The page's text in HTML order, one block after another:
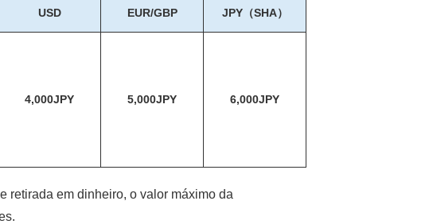
USD EUR/GBP JPY（SHA）
4,000JPY 5,000JPY
6,000JPY
retirada em dinheiro, o valor máximo da